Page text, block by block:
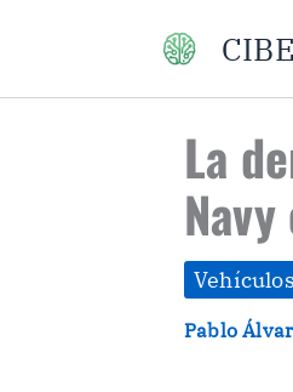
contenido
La
Vehículos
Pablo